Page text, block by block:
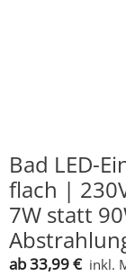
Bad LED-
flach |
7W statt
ab33,99€ inkl.